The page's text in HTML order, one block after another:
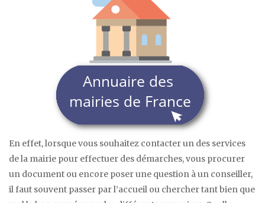
En effet, lorsque vous souhaitez contacter un des services
de la mairie pour effectuer des démarches, vous procurer
un document ou encore poser une question à un conseiller,
il faut souvent passer par l’accueil ou chercher tant bien que